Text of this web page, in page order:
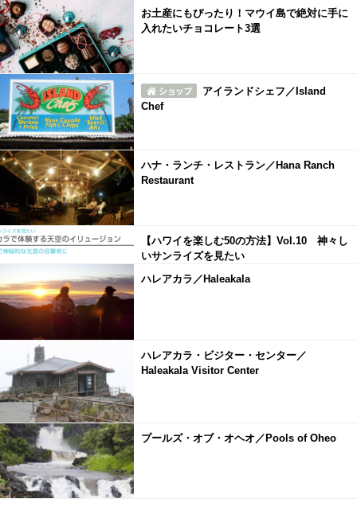
お土産にもぴったり！マウイ島で絶対に手に
入れたいチョコレート3選
アイランドシェフ／Island
Chef
ハナ・ランチ・レストラン／Hana Ranch
Restaurant
【ハワイを楽しむ50の方法】Vol.10 神々し
いサンライズを見たい
ハレアカラ／Haleakala
ハレアカラ・ビジター・センター／
Haleakala Visitor Center
プールズ・オブ・オヘオ／Pools of Oheo